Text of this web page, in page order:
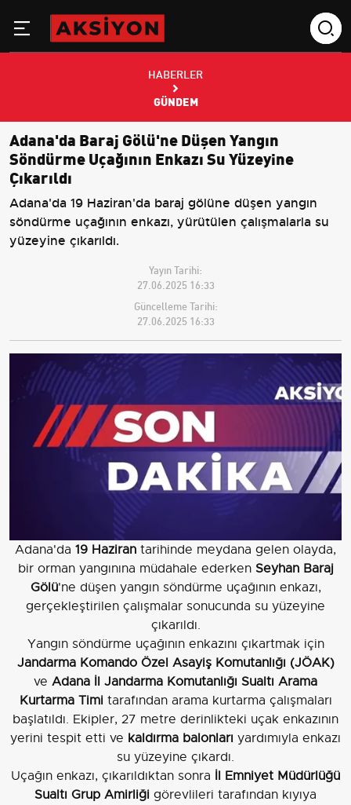
HABERLER
GÜNDEM
Adana'da Baraj Gölü'ne Düşen Yangın
Söndürme Uçağının Enkazı Su Yüzeyine
Çıkarıldı
Adana'da 19 Haziran'da baraj gölüne düşen yangın
söndürme uçağının enkazı, yürütülen çalışmalarla su
yüzeyine çıkarıldı.
Yayın Tarihi:
27.06.2025 16:33
Güncelleme Tarihi:
27.06.2025 16:33
Adana'da 19 Haziran tarihinde meydana gelen olayda,
bir orman yangınına müdahale ederken Seyhan Baraj
Gölü'ne düşen yangın söndürme uçağının enkazı,
gerçekleştirilen çalışmalar sonucunda su yüzeyine
çıkarıldı.
Yangın söndürme uçağının enkazını çıkartmak için
Jandarma Komando Özel Asayiş Komutanlığı (JÖAK)
ve Adana İl Jandarma Komutanlığı Sualtı Arama
Kurtarma Timitarafından arama kurtarma çalışmaları
başlatıldı. Ekipler, 27 metre derinlikteki uçak enkazının
yerini tespit etti ve kaldırma balonları yardımıyla enkazı
su yüzeyine çıkardı.
Uçağın enkazı, çıkarıldıktan sonra İl Emniyet Müdürlüğü
Sualtı Grup Amirliği görevlileri tarafından kıyıya